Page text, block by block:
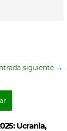
siguiente →
Ucrania,